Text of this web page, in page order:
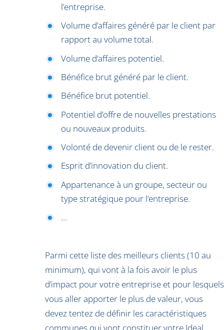
l’entreprise.
Volume d’affaires généré par le client par
rapport au volume total.
Volume d’affaires potentiel.
Bénéfice brut généré par le client.
Bénéfice brut potentiel.
Potentiel d’offre de nouvelles prestations
ou nouveaux produits.
Volonté de devenir client ou de le rester.
Esprit d’innovation du client.
Appartenance à un groupe, secteur ou
type stratégique pour l’entreprise.
…
Parmi cette liste des meilleurs clients (10 au
minimum), qui vont à la fois avoir le plus
d’impact pour votre entreprise et pour lesquels
vous aller apporter le plus de valeur, vous
devez tentez de définir les caractéristiques
communes qui vont constituer votre Ideal